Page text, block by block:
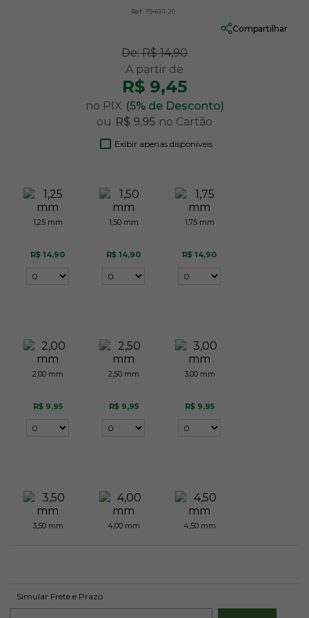
Ref: 794661-20
Compartilhar
De:R$ 14,90
R$ 9,45
no PIX (5% de Desconto)
ou R$ 9,95 no Cartão
Exibir apenas disponíveis
1,25 mm
R$ 14,90
1,50 mm
R$ 14,90
1,75 mm
R$ 14,90
2,00 mm
R$ 9,95
2,50 mm
R$ 9,95
3,00 mm
R$ 9,95
3,50 mm 4,00 mm 4,50 mm
Simular Frete e Prazo